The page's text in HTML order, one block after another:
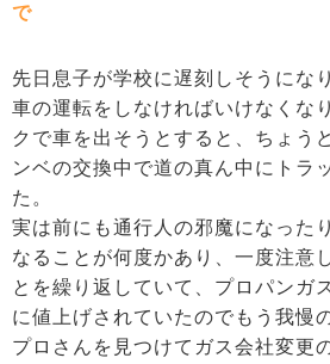
で
先日息子が学校に遅刻しそうにな
車の運転をしなければいけなくな
クで車を出そうとすると、ちょう
ンベの交換中で道の真ん中にトラ
た。
実は前にも通行人の邪魔になった
なることが何度かあり、一度注意
とを繰り返していて、プロパンガ
に値上げされていたのでもう我慢
プロさんを見つけてガス会社変更